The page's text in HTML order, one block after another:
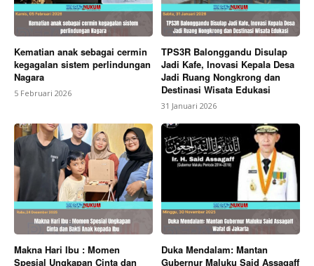
Kematian anak sebagai cermin
kegagalan sistem perlindungan
Nagara
5 Februari 2026
TPS3R Balonggandu Disulap
Jadi Kafe, Inovasi Kepala Desa
Jadi Ruang Nongkrong dan
Destinasi Wisata Edukasi
31 Januari 2026
Makna Hari Ibu : Momen
Spesial Ungkapan Cinta dan
Duka Mendalam: Mantan
Gubernur Maluku Said Assagaff